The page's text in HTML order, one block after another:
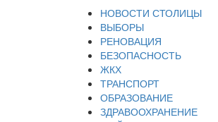
НОВОСТИ СТОЛИЦЫ
ВЫБОРЫ
РЕНОВАЦИЯ
БЕЗОПАСНОСТЬ
ЖКХ
ТРАНСПОРТ
ОБРАЗОВАНИЕ
ЗДРАВООХРАНЕНИЕ